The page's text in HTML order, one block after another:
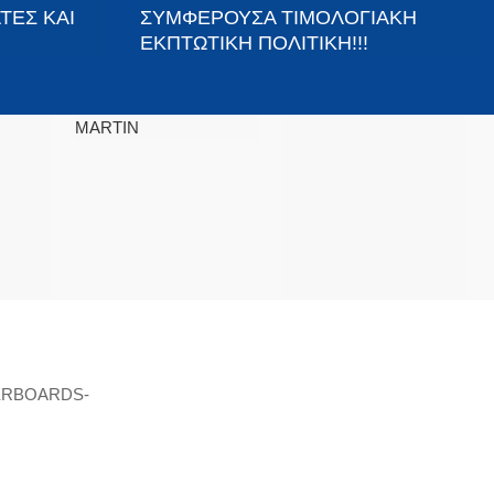
ΚΑΙ
ΣΥΜΦΕΡΟΥΣΑ ΤΙΜΟΛΟΓΙΑΚΗ
ΕΚΠΤΩΤΙΚΗ ΠΟΛΙΤΙΚΗ!!!
MARTIN